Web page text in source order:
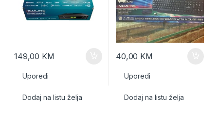
149,00 KM
Uporedi
Dodaj na listu želja
40,00 KM
Uporedi
Dodaj na listu želja